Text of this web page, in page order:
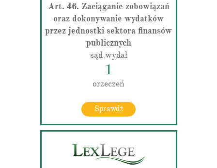
Art. 46. Zaciąganie zobowiązań
oraz dokonywanie wydatków
przez jednostki sektora finansów
publicznych
sąd wydał
1
orzeczeń
Sprawdź